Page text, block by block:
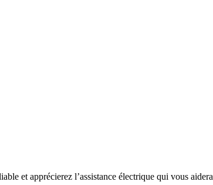
et apprécierez l’assistance électrique qui vous